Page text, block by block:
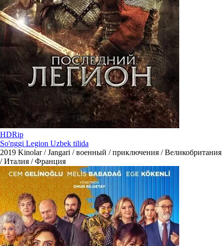
HDRip
So'nggi Legion Uzbek tilida
2019 Kinolar / Jangari / военный / приключения / Великобритания
/ Италия / Франция